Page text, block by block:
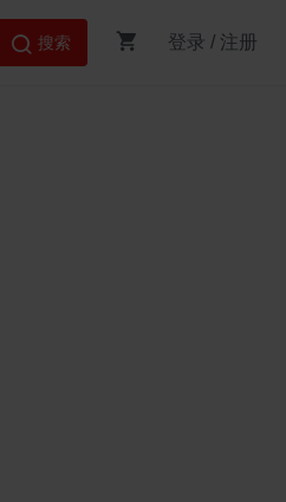
搜索 登录 / 注册